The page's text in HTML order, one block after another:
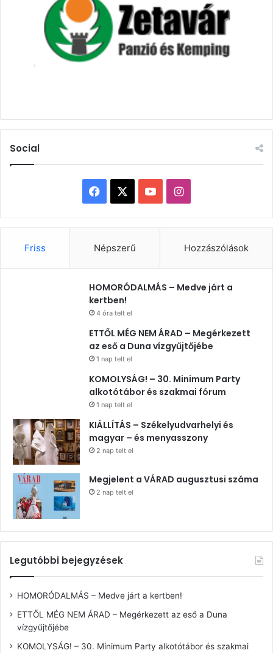
Social
Facebook YouTubeInstagram
Friss Népszerű Hozzászólások
HOMORÓDALMÁS – Medve járt a
kertben!
4 óra telt el
ETTŐL MÉG NEM ÁRAD – Megérkezett
az eső a Duna vízgyűjtőjébe
1 nap telt el
KOMOLYSÁG! – 30. Minimum Party
alkotótábor és szakmai fórum
1 nap telt el
KIÁLLÍTÁS – Székelyudvarhelyi és
magyar – és menyasszony
2 nap telt el
Megjelent a VÁRAD augusztusi száma
2 nap telt el
Legutóbbi bejegyzések
HOMORÓDALMÁS – Medve járt a kertben!
ETTŐL MÉG NEM ÁRAD – Megérkezett az eső a Duna
vízgyűjtőjébe
KOMOLYSÁG! – 30. Minimum Party alkotótábor és szakmai